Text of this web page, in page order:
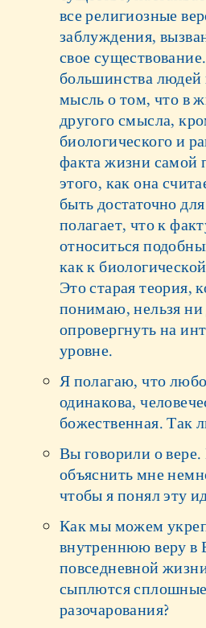
все религиозные
заблуждения,
свое
большинства
мысль о том, что в
другого смысла,
биологического и
факта жизни самой
этого, как она
быть достаточно
полагает, что к
относиться
как к
Это старая теория,
понимаю, нельзя ни
опровергнуть на
уровне.
Я полагаю, что
одинакова,
божественная. Так
Вы говорили о
объяснить мне
чтобы я понял эту
Как мы можем
внутреннюю веру в
повседневной
сыплются сплошные
разочарования?